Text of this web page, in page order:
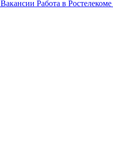
Вакансии Работа в Ростелекоме